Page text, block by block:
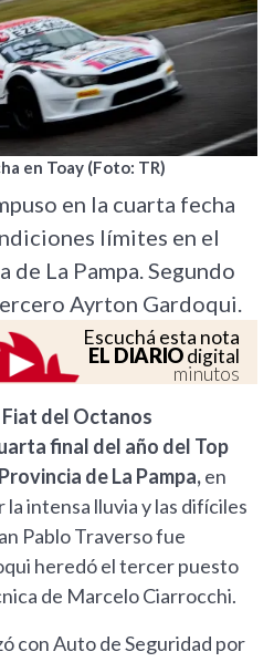
en Toay (Foto: TR)
en la cuarta fecha
límites en el
La Pampa. Segundo
Ayrton Gardoqui.
Escuchá esta nota
EL DIARIOdigital
minutos
del Octanos
final del año del Top
de La Pampa,en
intensa lluvia y las difíciles
Pablo Traverso fue
heredó el tercer puesto
de Marcelo Ciarrocchi.
con Auto de Seguridad por